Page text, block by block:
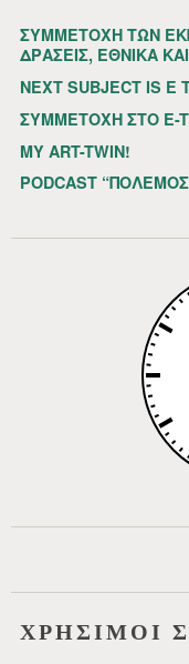
ΣΥΜΜΕΤΟΧΗ ΤΩΝ
ΔΡΑΣΕΙΣ, ΕΘΝΙΚΑ
NEXT SUBJECT IS E
ΣΥΜΜΕΤΟΧΗ ΣΤΟ E-
MY ART-TWIN!
PODCAST
ΧΡΗΣΙΜΟΙ